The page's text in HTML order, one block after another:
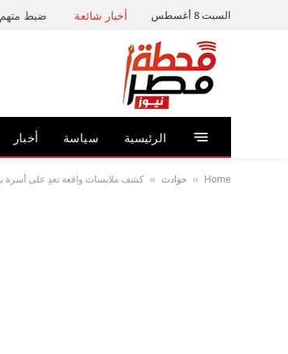
السبت 8 أغسطس أخبار شائعة
الرئيسية سياسة أخبار
Home
» حوادث » كشف ملابسات واقعة تعدٍ على أسرة